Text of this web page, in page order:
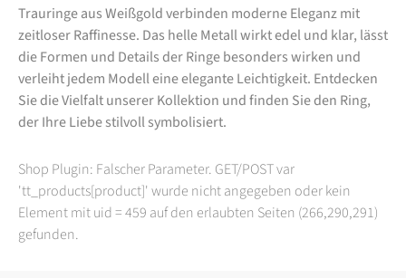
Trauringe aus Weißgold verbinden moderne Eleganz mit
zeitloser Raffinesse. Das helle Metall wirkt edel und klar, lässt
die Formen und Details der Ringe besonders wirken und
verleiht jedem Modell eine elegante Leichtigkeit. Entdecken
Sie die Vielfalt unserer Kollektion und finden Sie den Ring,
der Ihre Liebe stilvoll symbolisiert.
Shop Plugin: Falscher Parameter. GET/POST var
'tt_products[product]' wurde nicht angegeben oder kein
Element mit uid = 459 auf den erlaubten Seiten (266,290,291)
gefunden.